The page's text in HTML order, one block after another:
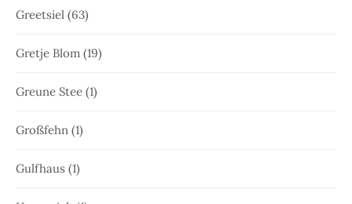
Greetsiel (63)
Gretje Blom (19)
Greune Stee (1)
Großfehn (1)
Gulfhaus (1)